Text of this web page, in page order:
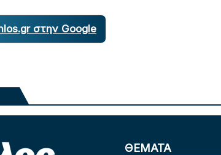
στην Google
ΘΕΜΑΤΑ